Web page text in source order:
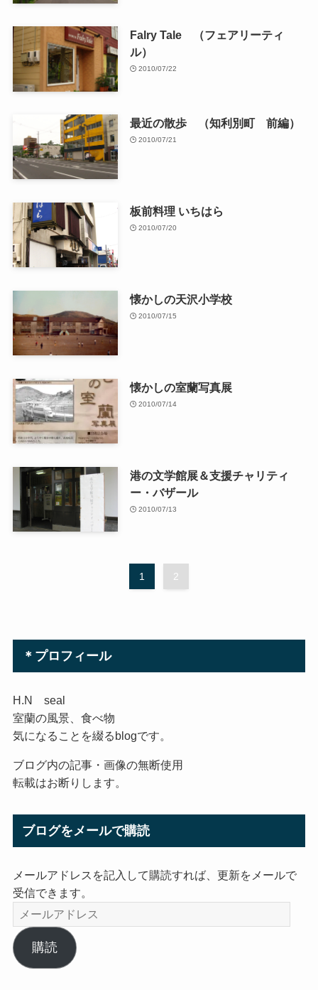
Falry Tale （フェアリーティ
ル）
2010/07/22
最近の散歩 （知利別町 前編）
2010/07/21
板前料理 いちはら
2010/07/20
懐かしの天沢小学校
2010/07/15
懐かしの室蘭写真展
2010/07/14
港の文学館展＆支援チャリティ
ー・バザール
2010/07/13
1 2
＊プロフィール
H.N seal
室蘭の風景、食べ物
気になることを綴るblogです。
ブログ内の記事・画像の無断使用
転載はお断りします。
ブログをメールで購読
メールアドレスを記入して購読すれば、更新をメールで
受信できます。
メ
ー
ル
ア
購読